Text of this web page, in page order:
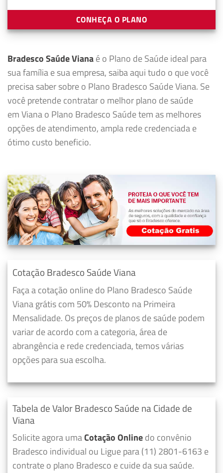
CONHEÇA O PLANO
Bradesco Saúde Vianaé o Plano de Saúde ideal para
sua família e sua empresa, saiba aqui tudo o que você
precisa saber sobre o Plano Bradesco Saúde Viana. Se
você pretende contratar o melhor plano de saúde
em Viana o Plano Bradesco Saúde tem as melhores
opções de atendimento, ampla rede credenciada e
ótimo custo beneficio.
Cotação Bradesco Saúde Viana
Faça a cotação online do Plano Bradesco Saúde
Viana grátis com 50% Desconto na Primeira
Mensalidade. Os preços de planos de saúde podem
variar de acordo com a categoria, área de
abrangência e rede credenciada, temos várias
opções para sua escolha.
Tabela de Valor Bradesco Saúde na Cidade de
Viana
Solicite agora umaCotação Onlinedo convênio
Bradesco individual ou Ligue para (11) 2801-6163 e
contrate o plano Bradesco e cuide da sua saúde.